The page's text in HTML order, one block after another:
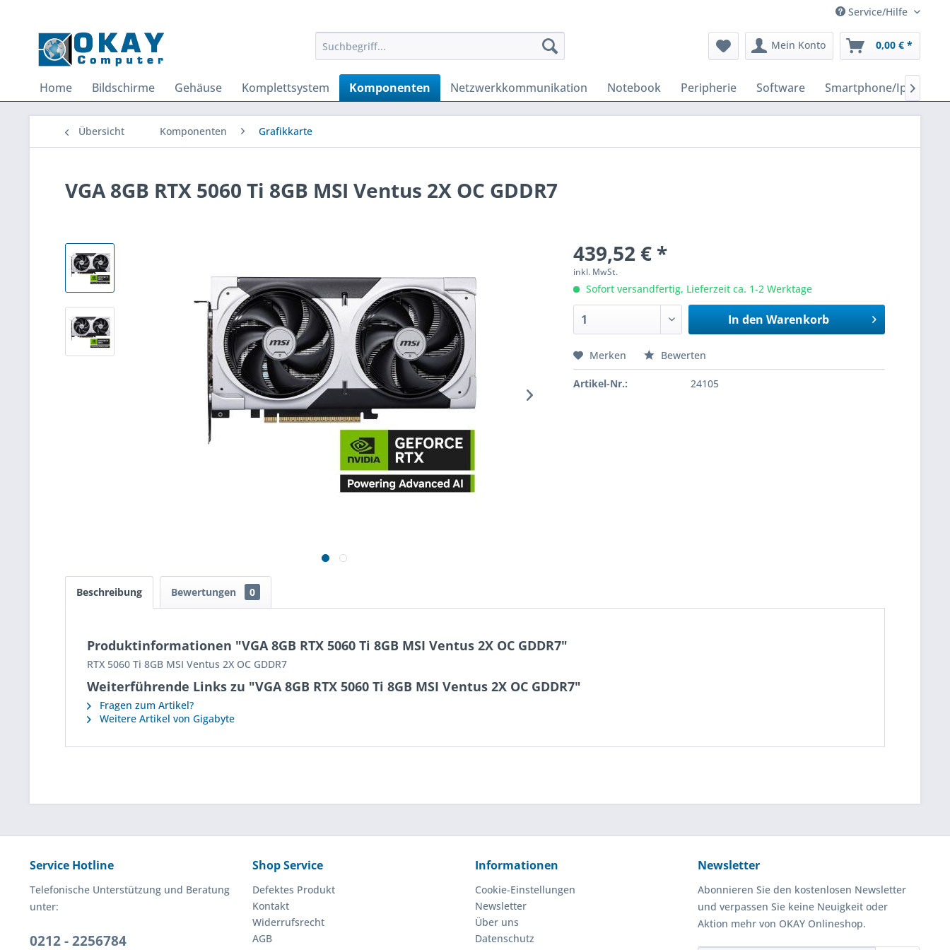
Service/Hilfe
Mein Konto 0,00 € *
Home Bildschirme Gehäuse Komplettsystem Komponenten Netzwerkkommunikation Notebook Peripherie Software Smartphone/Iphone

Übersicht Komponenten Grafikkarte
VGA 8GB RTX 5060 Ti 8GB MSI Ventus 2X OC GDDR7
439,52 € *
inkl. MwSt.
Sofort versandfertig, Lieferzeit ca. 1-2 Werktage
In den Warenkorb
Merken Bewerten
Artikel-Nr.: 24105
Beschreibung Bewertungen 0
Produktinformationen "VGA 8GB RTX 5060 Ti 8GB MSI Ventus 2X OC GDDR7"
RTX 5060 Ti 8GB MSI Ventus 2X OC GDDR7
Weiterführende Links zu "VGA 8GB RTX 5060 Ti 8GB MSI Ventus 2X OC GDDR7"
Fragen zum Artikel?
Weitere Artikel von Gigabyte
Service Hotline
Telefonische Unterstützung und Beratung
unter:
0212 - 2256784
Shop Service
Defektes Produkt
Kontakt
Widerrufsrecht
AGB
Informationen
Cookie-Einstellungen
Newsletter
Über uns
Datenschutz
Newsletter
Abonnieren Sie den kostenlosen Newsletter
und verpassen Sie keine Neuigkeit oder
Aktion mehr von OKAY Onlineshop.